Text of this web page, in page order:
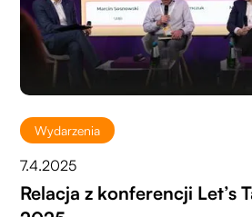
Wydarzenia
7.4.2025
Relacja z konferencji Let’s